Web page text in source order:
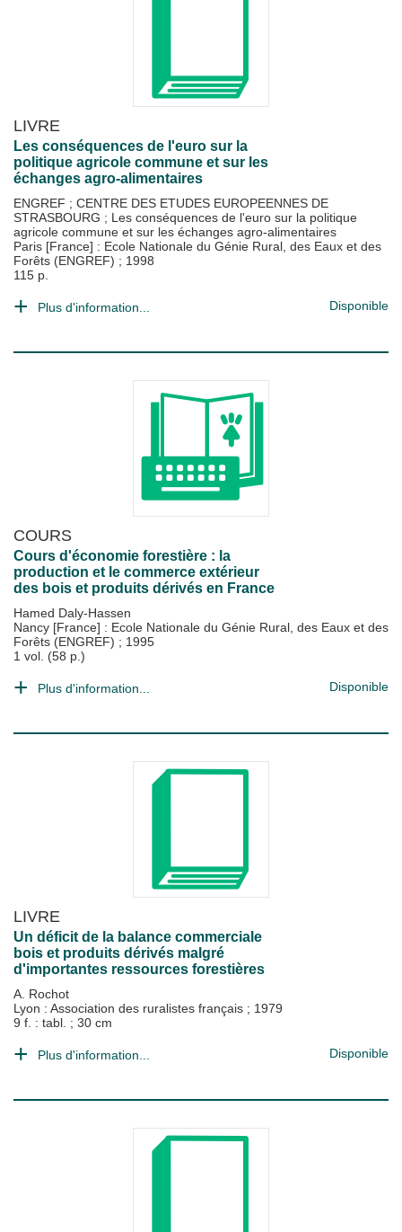
LIVRE
Les conséquences de l'euro sur la
politique agricole commune et sur les
échanges agro-alimentaires
ENGREF ; CENTRE DES ETUDES EUROPEENNES DE
STRASBOURG ; Les conséquences de l'euro sur la politique
agricole commune et sur les échanges agro-alimentaires
Paris [France] : Ecole Nationale du Génie Rural, des Eaux et des
Forêts (ENGREF) ; 1998
115 p.
Plus d'information... Disponible
COURS
Cours d'économie forestière : la
production et le commerce extérieur
des bois et produits dérivés en France
Hamed Daly-Hassen
Nancy [France] : Ecole Nationale du Génie Rural, des Eaux et des
Forêts (ENGREF) ; 1995
1 vol. (58 p.)
Plus d'information... Disponible
LIVRE
Un déficit de la balance commerciale
bois et produits dérivés malgré
d'importantes ressources forestières
A. Rochot
Lyon : Association des ruralistes français ; 1979
9 f. : tabl. ; 30 cm
Plus d'information... Disponible